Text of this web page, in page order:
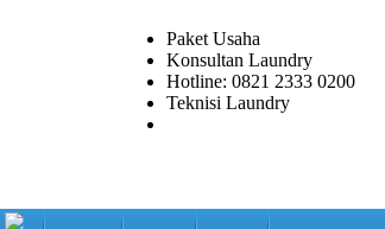
Paket Usaha
Konsultan Laundry
Hotline: 0821 2333 0200
Teknisi Laundry